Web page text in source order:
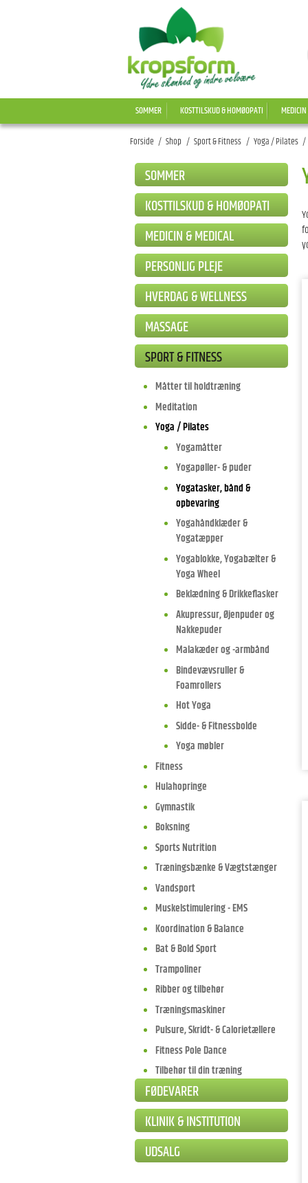
SOMMER KOSTTILSKUD & HOMØOPATI
Forside / Shop / Sport & Fitness / Yoga / Pilates /
SOMMER
KOSTTILSKUD & HOMØOPATI
MEDICIN & MEDICAL
PERSONLIG PLEJE
HVERDAG & WELLNESS
MASSAGE
SPORT & FITNESS
Måtter til holdtræning
Meditation
Yoga / Pilates
Yogamåtter
Yogapøller- & puder
Yogatasker, bånd &
opbevaring
Yogahåndklæder &
Yogatæpper
Yogablokke, Yogabælter &
Yoga Wheel
Beklædning & Drikkeflasker
Akupressur, Øjenpuder og
Nakkepuder
Malakæder og -armbånd
Bindevævsruller &
Foamrollers
Hot Yoga
Sidde- & Fitnessbolde
Yoga møbler
Fitness
Hulahopringe
Gymnastik
Boksning
Sports Nutrition
Træningsbænke & Vægtstænger
Vandsport
Muskelstimulering - EMS
Koordination & Balance
Bat & Bold Sport
Trampoliner
Ribber og tilbehør
Træningsmaskiner
Pulsure, Skridt- & Calorietællere
Fitness Pole Dance
Tilbehør til din træning
FØDEVARER
KLINIK & INSTITUTION
UDSALG